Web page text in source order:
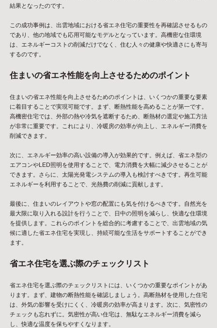
結果となったのです。
この成功事例は、出雲地域における省エネ住宅の重要性を再確認させるもの
であり、他の地域でも応用可能なモデルとなっています。高機密な住環境
は、エネルギーコストの削減だけでなく、住む人々の健康や快適さにも寄与
するのです。
住まいの省エネ性能を向上させるためのポイント
住まいの省エネ性能を向上させるためのポイントは、いくつかの重要な要素
に着目することで実現可能です。まず、断熱性能を高めることが第一です。
高機密住宅では、外部の熱や冷気を遮断するため、断熱材の選定や施工方法
が非常に重要です。これにより、冷暖房の効率が向上し、エネルギー消費を
削減できます。
次に、エネルギー効率の高い設備の導入が効果的です。例えば、省エネ型の
エアコンやLED照明を使用することで、電力消費を大幅に減少させることが
できます。さらに、太陽光発電システムの導入も検討すべきです。再生可能
エネルギーを利用することで、光熱費の削減に貢献します。
最後に、住まいのレイアウトや窓の配置にも気を付けるべきです。自然光を
最大限に取り入れる設計を行うことで、日中の照明を減らし、快適な住環境
を提供します。これらのポイントを総合的に考慮することで、出雲地域の気
候に適した省エネ住宅を実現し、持続可能な生活をサポートすることができ
ます。
省エネ住宅を選ぶ際のチェックリスト
省エネ住宅を選ぶ際のチェックリストには、いくつかの重要なポイントがあ
ります。まず、建物の断熱性能を確認しましょう。高断熱材を使用した住宅
は、外気の影響を受けにくく、冷暖房の効率が高まります。次に、気密性の
チェックも忘れずに。気密性が高い住宅は、無駄なエネルギー消費を減ら
し、快適な温度を保ちやすくなります。